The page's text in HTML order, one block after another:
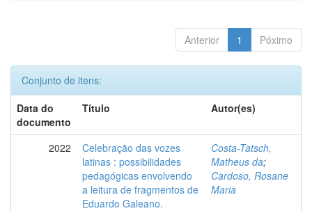
Anterior 1 Póximo
Conjunto de itens:
Data do
documento
Título Autor(es)
2022
Celebração das vozes
latinas : possibilidades
pedagógicas envolvendo
a leitura de fragmentos de
Eduardo Galeano.
Costa-Tatsch,
Matheus da;
Cardoso, Rosane
Maria